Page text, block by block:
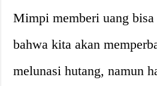
Mimpi memberi uang bisa
bahwa kita akan
melunasi hutang, namun